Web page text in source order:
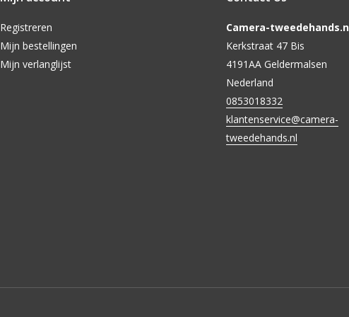
Registreren
Mijn bestellingen
Mijn verlanglijst
Camera-
Kerkstraat 47 Bis
4191AA Geldermalsen
Nederland
0853018332
klantenservice@camera-
tweedehands.nl